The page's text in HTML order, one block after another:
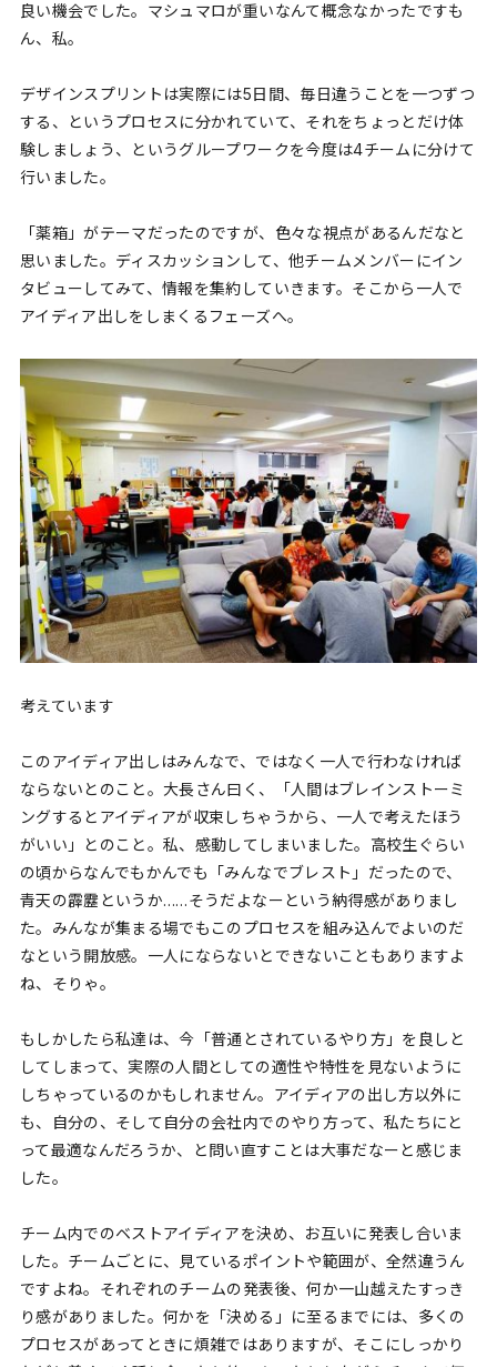
良い機会でした。マシュマロが重いなんて概念なかったですも
ん、私。
デザインスプリントは実際には5日間、毎日違うことを一つずつ
する、というプロセスに分かれていて、それをちょっとだけ体
験しましょう、というグループワークを今度は4チームに分けて
行いました。
「薬箱」がテーマだったのですが、色々な視点があるんだなと
思いました。ディスカッションして、他チームメンバーにイン
タビューしてみて、情報を集約していきます。そこから一人で
アイディア出しをしまくるフェーズへ。
考えています
このアイディア出しはみんなで、ではなく一人で行わなければ
ならないとのこと。大長さん曰く、「人間はブレインストーミ
ングするとアイディアが収束しちゃうから、一人で考えたほう
がいい」とのこと。私、感動してしまいました。高校生ぐらい
の頃からなんでもかんでも「みんなでブレスト」だったので、
青天の霹靂というか……そうだよなーという納得感がありまし
た。みんなが集まる場でもこのプロセスを組み込んでよいのだ
なという開放感。一人にならないとできないこともありますよ
ね、そりゃ。
もしかしたら私達は、今「普通とされているやり方」を良しと
してしまって、実際の人間としての適性や特性を見ないように
しちゃっているのかもしれません。アイディアの出し方以外に
も、自分の、そして自分の会社内でのやり方って、私たちにと
って最適なんだろうか、と問い直すことは大事だなーと感じま
した。
チーム内でのベストアイディアを決め、お互いに発表し合いま
した。チームごとに、見ているポイントや範囲が、全然違うん
ですよね。それぞれのチームの発表後、何か一山越えたすっき
り感がありました。何かを「決める」に至るまでには、多くの
プロセスがあってときに煩雑ではありますが、そこにしっかり